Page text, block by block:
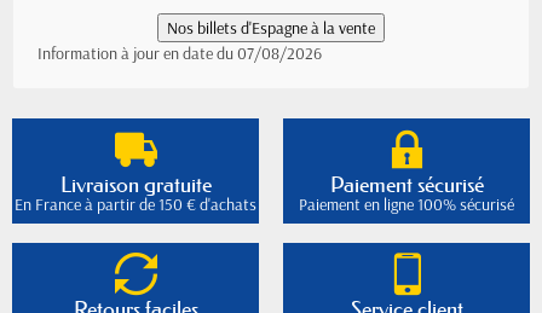
Information à jour en date du 07/08/2026
Livraison gratuite
En France à partir de 150 € d'achats
Paiement sécurisé
Paiement en ligne 100% sécurisé